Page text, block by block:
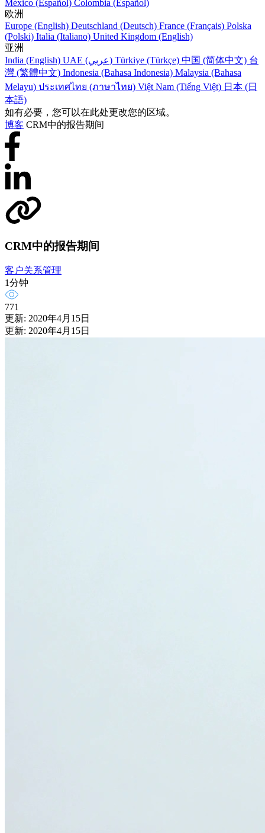
México (Español) Colombia (Español)
欧洲
Europe (English) Deutschland (Deutsch) France (Français) Polska
(Polski) Italia (Italiano) United Kingdom (English)
亚洲
India (English)
UAE (عربي) Türkiye (Türkçe) 中国 (简体中文) 台
灣 (繁體中文) Indonesia (Bahasa Indonesia) Malaysia (Bahasa
Melayu) ประเทศไทย (ภาษาไทย) Việt Nam (Tiếng Việt) 日本 (日
本語)
如有必要，您可以在此处更改您的区域。
博客 CRM中的报告期间
CRM中的报告期间
客户关系管理
1分钟
771
更新: 2020年4月15日
更新: 2020年4月15日